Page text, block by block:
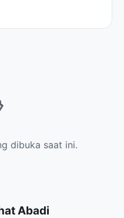
dibuka saat ini.
Abadi